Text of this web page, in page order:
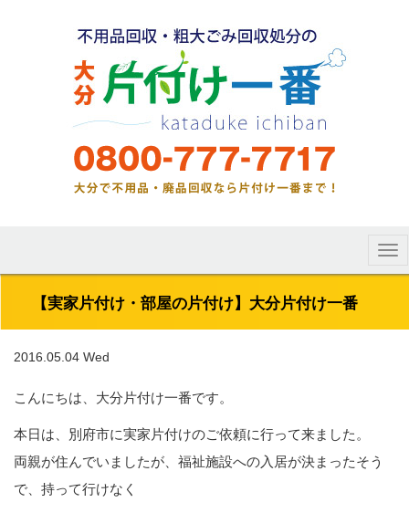
【実家片付け・部屋の片付け】大分片付け一番
2016.05.04 Wed
こんにちは、大分片付け一番です。
本日は、別府市に実家片付けのご依頼に行って来ました。
両親が住んでいましたが、福祉施設への入居が決まったそう
で、持って行けなく